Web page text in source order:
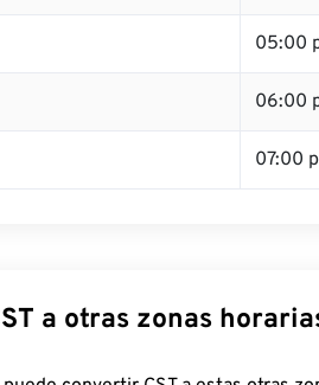
05:00
06:00
07:00
a otras zonas